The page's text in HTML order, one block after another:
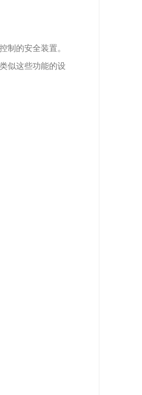
制的安全装置。
似这些功能的设